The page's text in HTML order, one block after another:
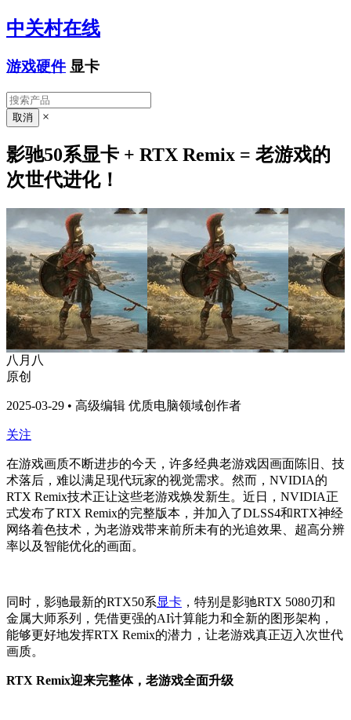
中关村在线
游戏硬件 显卡
×
影驰50系显卡 + RTX Remix = 老游戏的
次世代进化！
八月八
原创
2025-03-29 • 高级编辑 优质电脑领域创作者
关注
在游戏画质不断进步的今天，许多经典老游戏因画面陈旧、技
术落后，难以满足现代玩家的视觉需求。然而，NVIDIA的
RTX Remix技术正让这些老游戏焕发新生。近日，NVIDIA正
式发布了RTX Remix的完整版本，并加入了DLSS4和RTX神经
网络着色技术，为老游戏带来前所未有的光追效果、超高分辨
率以及智能优化的画面。
同时，影驰最新的RTX50系显卡 ，特别是影驰RTX 5080刃和
金属大师系列，凭借更强的AI计算能力和全新的图形架构，
能够更好地发挥RTX Remix的潜力，让老游戏真正迈入次世代
画质。
RTX Remix迎来完整体，老游戏全面升级